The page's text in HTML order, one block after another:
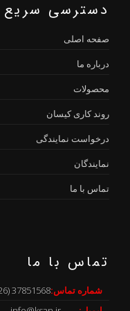
دسترسی سریع
صفحه اصلی
درباره ما
محصولات
روند کاری کیسان
درخواست نمایندگی
نمایندگان
تماس با ما
تماس با ما
شماره تماس:37851568 (026)